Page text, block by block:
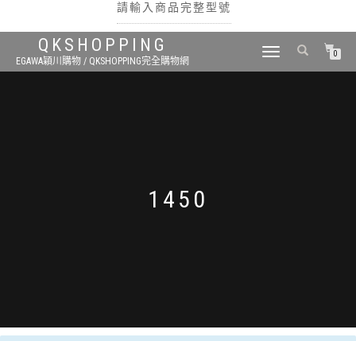
請輸入商品完整型號
QKSHOPPING
EGAWA穎川購物 / QKSHOPPING完全購物網
TOGGLE
0
1450